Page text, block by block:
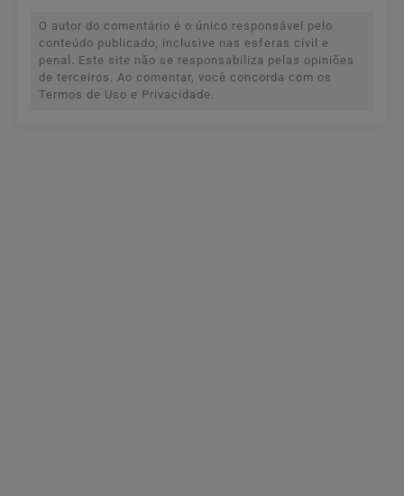
O autor do comentário é o único responsável pelo
conteúdo publicado, inclusive nas esferas civil e
penal. Este site não se responsabiliza pelas opiniões
de terceiros. Ao comentar, você concorda com os
Termos de Uso e Privacidade.